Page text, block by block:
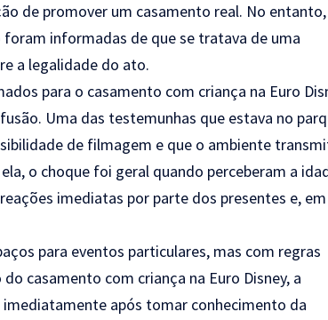
de promover um casamento real. No entanto,
informadas de que se tratava de uma
a legalidade do ato.
para o casamento com criança na Euro
Uma das testemunhas que estava no
de filmagem e que o ambiente
o choque foi geral quando perceberam a
imediatas por parte dos presentes e, em
para eventos particulares, mas com regras
casamento com criança na Euro Disney, a
após tomar conhecimento da